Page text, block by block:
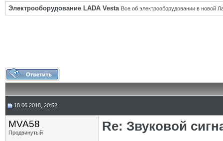
Электрооборудование LADA Vesta Все об электрооборудовании в новой
18.06.2018, 20:52
MVA58
Продвинутый
Re: Звуковой